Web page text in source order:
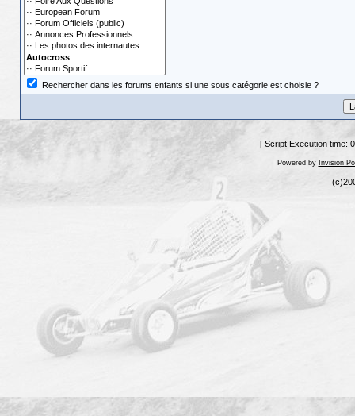
Rechercher dans les forums enfants si une sous catégorie est choisie ?
[ Script Execution time:
Powered by Invision